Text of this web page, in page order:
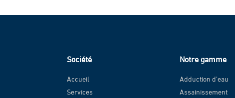
Société
Accueil
Services
Notre gamme
Adduction d’eau
Assainissement